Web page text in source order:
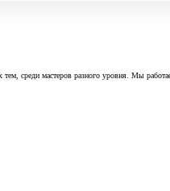
тем, среди мастеров разного уровня. Мы